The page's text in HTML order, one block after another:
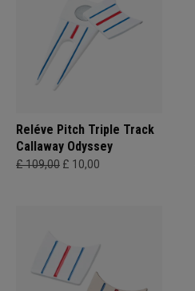
Reléve Pitch Triple Track
Callaway Odyssey
£ 109,00 £ 10,00